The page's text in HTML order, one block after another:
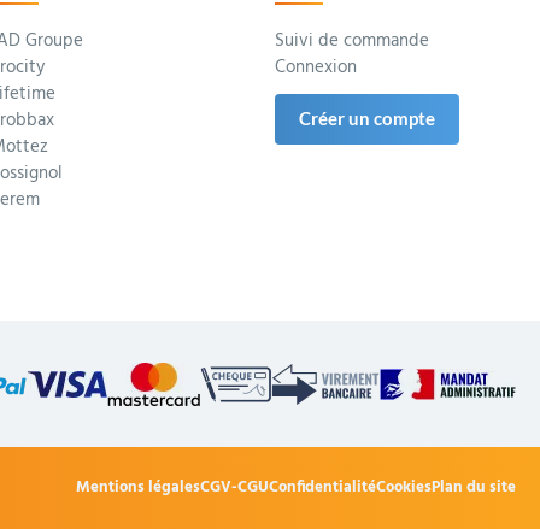
Groupe
Suivi de commande
Connexion
Créer un compte
Mentions légalesCGV-CGUConfidentialitéCookiesPlan du site